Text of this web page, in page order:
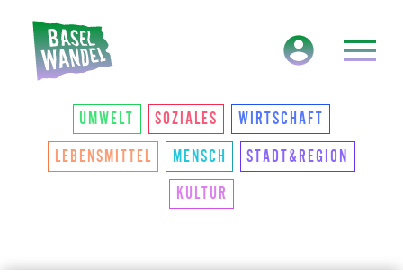
HAUPTNAVIGATION
THEMEN
UMWELT SOZIALES WIRTSCHAFT
LEBENSMITTEL MENSCH STADT&REGION
KULTUR